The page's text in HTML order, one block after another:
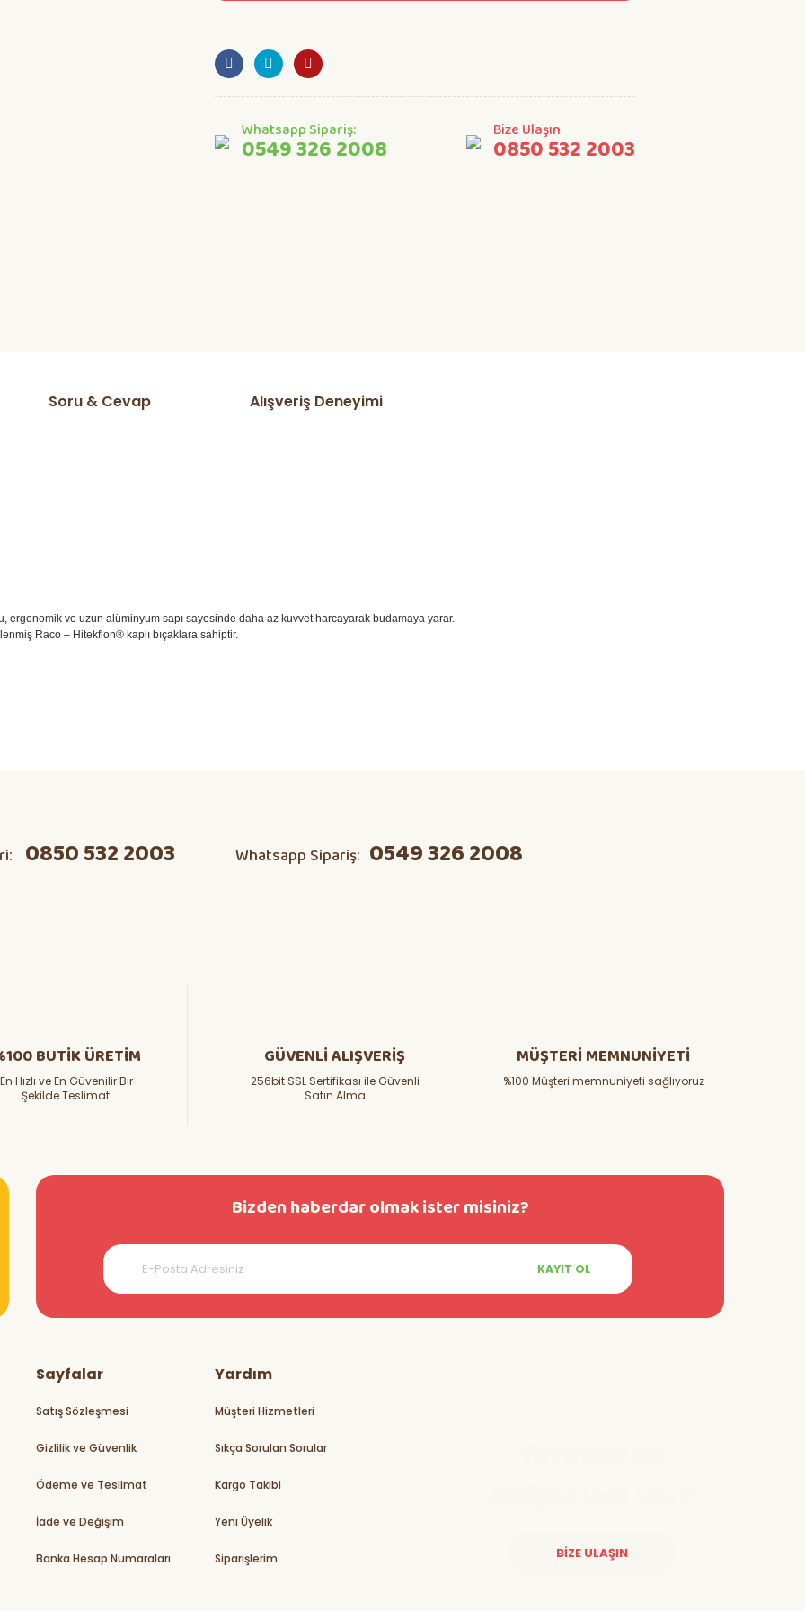
Whatsapp Sipariş:
0549 326 2008
Bize Ulaşın
0850 532 2003
Soru & Cevap Alışveriş Deneyimi
ergonomik ve uzun alüminyum sapı sayesinde daha az kuvvet harcayarak budamaya yarar.
Raco – Hitekflon® kaplı bıçaklara sahiptir.
Yorum Yaz
Diğer yorumları göster
0850 532 2003 Whatsapp Sipariş: 0549 326 2008
BUTİK ÜRETİM
En Hızlı ve En Güvenilir Bir
Şekilde Teslimat.
GÜVENLİ ALIŞVERİŞ
256bit SSL Sertifikası ile Güvenli
Satın Alma
MÜŞTERİ MEMNUNİYETİ
%100 Müşteri memnuniyeti sağlıyoruz
Bizden haberdar olmak ister misiniz?
KAYIT OL
Sayfalar
Satış Sözleşmesi
Gizlilik ve Güvenlik
Ödeme ve Teslimat
İade ve Değişim
Banka Hesap Numaraları
Yardım
Müşteri Hizmetleri
Sıkça Sorulan Sorular
Kargo Takibi
Yeni Üyelik
Siparişlerim BİZE ULAŞIN